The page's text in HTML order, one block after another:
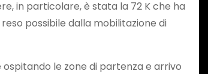
in particolare, è stata la 72 K che ha
possibile dalla mobilitazione di
ospitando le zone di partenza e arrivo